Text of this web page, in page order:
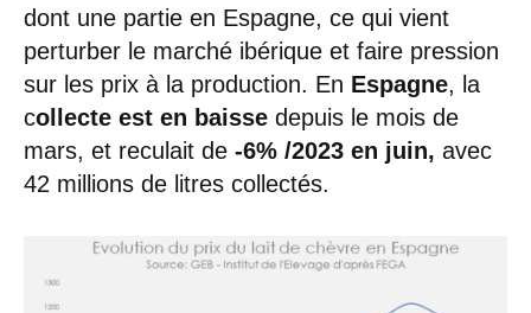
dont une partie en Espagne, ce qui vient
perturber le marché ibérique et faire pression
sur les prix à la production. En Espagne, la
collecte est en baisse depuis le mois de
mars, et reculait de -6% /2023 en juin, avec
42 millions de litres collectés.